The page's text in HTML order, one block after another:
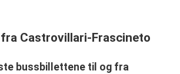
Castrovillari-Frascineto
bussbillettene til og fra